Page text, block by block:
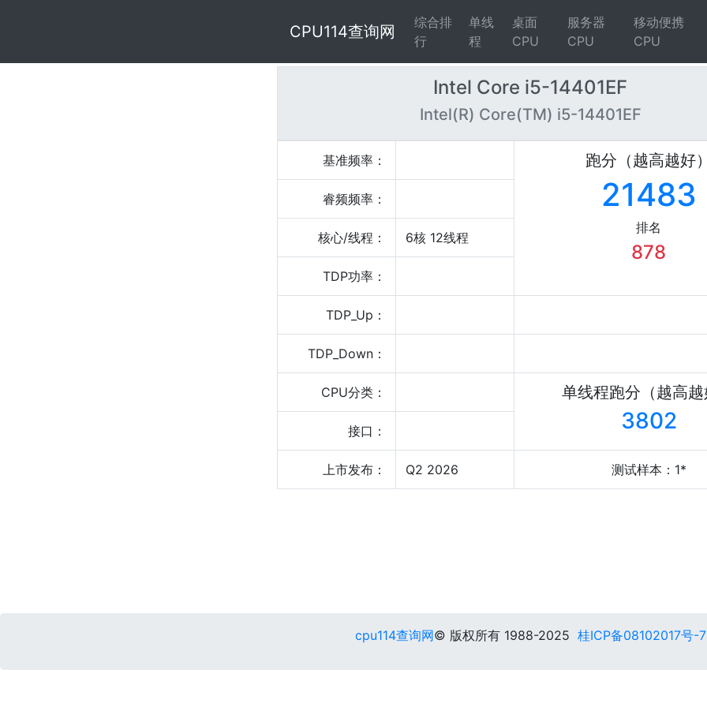
CPU114查询网
综合排
行
单线
程
桌面
CPU
服务器
CPU
移动便携
CPU
Intel Core i5-14401EF
Intel(R) Core(TM) i5-14401EF
基准频率： 跑分（越高越好
21483
排名
878
睿频频率：
核心/线程： 6核 12线程
TDP功率：
TDP_Up：
TDP_Down：
CPU分类： 单线程跑分（越高
3802
接口：
上市发布： Q2 2026 测试样本：1*
cpu114查询网© 版权所有 1988-2025 桂ICP备08102017号-7